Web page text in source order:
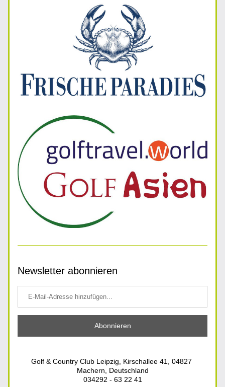
Newsletter abonnieren
Abonnieren
Golf & Country Club Leipzig, Kirschallee 41, 04827
Machern, Deutschland
034292 - 63 22 41